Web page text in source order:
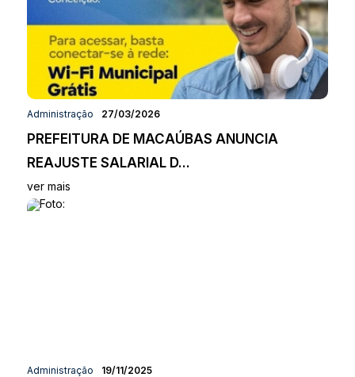
Administração 27/03/2026
PREFEITURA DE MACAÚBAS ANUNCIA
REAJUSTE SALARIAL D...
ver mais
Administração 19/11/2025